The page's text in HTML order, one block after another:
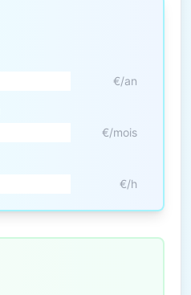
€/an
€/mois
€/h